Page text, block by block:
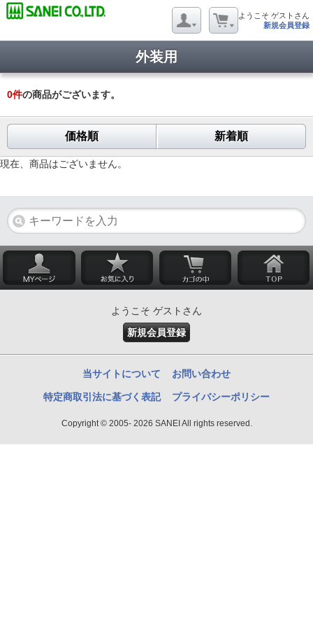
ようこそ ゲストさん
新規会員登録
外装用
0件の商品がございます。
価格順 新着順
現在、商品はございません。
ようこそ ゲストさん
新規会員登録
当サイトについて お問い合わせ
特定商取引法に基づく表記 プライバシーポリシー
Copyright © 2005- 2026 SANEI All rights reserved.